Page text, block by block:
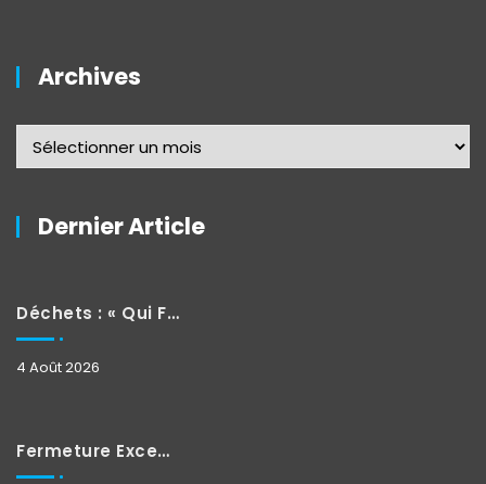
Archives
Dernier Article
Déchets : « Qui Fait Quoi »
4 Août 2026
Fermeture Exceptionnelle